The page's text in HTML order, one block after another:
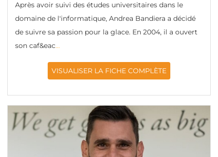
Après avoir suivi des études universitaires dans le
domaine de l'informatique, Andrea Bandiera a décidé
de suivre sa passion pour la glace. En 2004, il a ouvert
son caf&eac...
VISUALISER LA FICHE COMPLÈTE